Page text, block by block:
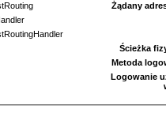
Żądany
Ścieżka
Metoda
Logowanie